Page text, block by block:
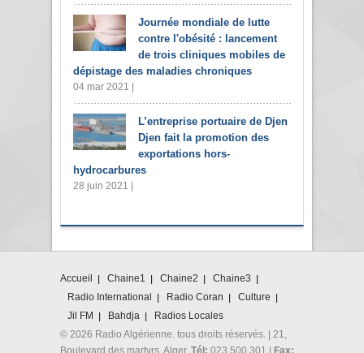
Journée mondiale de lutte
contre l'obésité : lancement
de trois cliniques mobiles de
dépistage des maladies chroniques
04 mar 2021 |
L’entreprise portuaire de Djen
Djen fait la promotion des
exportations hors-
hydrocarbures
28 juin 2021 |
Accueil Chaine1 Chaine2
Chaine3
Radio International
Radio Coran
Culture
Jil FM
Bahdja
Radios Locales
© 2026 Radio Algérienne. tous droits réservés. | 21,
Boulevard des martyrs. Alger. Tél: 023 500 301 | Fax: